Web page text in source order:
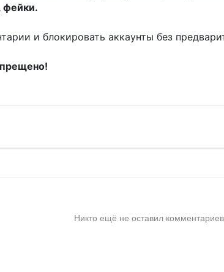
фейки.
и блокировать аккаунты без
Никто ещё не оставил